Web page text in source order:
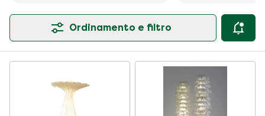
Ordinamento e filtro